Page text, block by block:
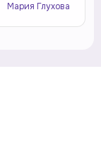
Мария Глухова